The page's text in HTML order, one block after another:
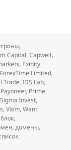
,
Capital,Capwelt,
, Exinity
ForexTime Limited,
Trade,IDS Lab,
Payoneer, Prime
Sigma Invest,
,Vlom,Want
блок,
,домены,